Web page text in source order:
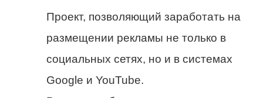
Проект, позволяющий заработать на
размещении рекламы не только в
социальных сетях, но и в системах
Google и YouTube.